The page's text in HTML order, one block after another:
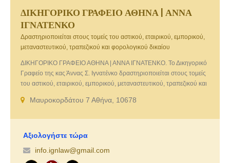
ΔΙΚΗΓΟΡΙΚΟ ΓΡΑΦΕΙΟ ΑΘΗΝΑ | ΑΝΝΑ
ΙΓΝΑΤΕΝΚΟ
Δραστηριοποιείται στους τομείς του αστικού, εταιρικού, εμπορικού,
μεταναστευτικού, τραπεζικού και φορολογικού δικαίου
ΔΙΚΗΓΟΡΙΚΟ ΓΡΑΦΕΙΟ ΑΘΗΝΑ | ΑΝΝΑ ΙΓΝΑΤΕΝΚΟ. Το Δικηγορικό
Γραφείο της κας Άννας Σ. Ιγνατένκο δραστηριοποιείται στους τομείς
του αστικού, εταιρικού, εμπορικού, μεταναστευτικού, τραπεζικού και
εξατομικευμένες νομικές υπηρεσίες υψηλού επιπέδου.
Μαυροκορδάτου 7 Αθήνα, 10678
Αξιολογήστε τώρα
info.ignlaw@gmail.com